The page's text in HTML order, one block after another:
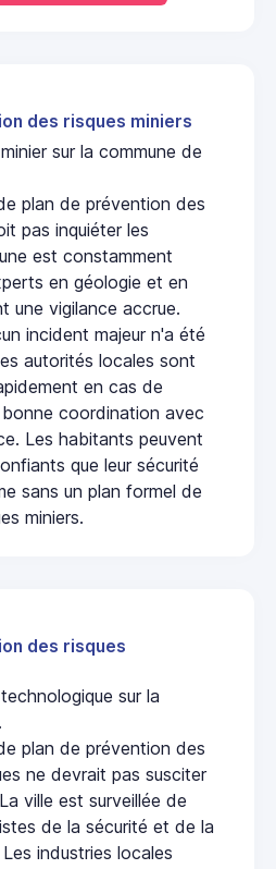
des risques miniers
sur la commune de
plan de prévention des
pas inquiéter les
est constamment
en géologie et en
une vigilance accrue.
incident majeur n'a été
autorités locales sont
en cas de
coordination avec
Les habitants peuvent
que leur sécurité
sans un plan formel de
miniers.
des risques
sur la
plan de prévention des
ne devrait pas susciter
ville est surveillée de
de la sécurité et de la
industries locales